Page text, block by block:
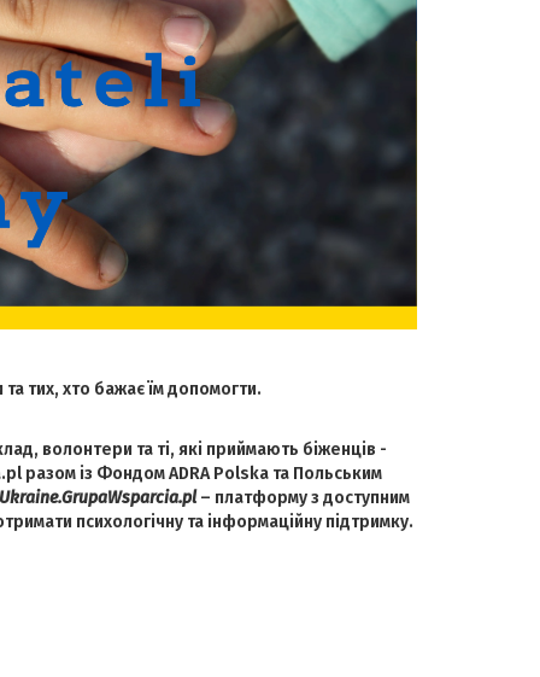
тих, хто бажає їм допомогти.
волонтери та ті, які приймають біженців -
разом із Фондом ADRA Polska та Польським
– платформу з доступним
психологічну та інформаційну підтримку.